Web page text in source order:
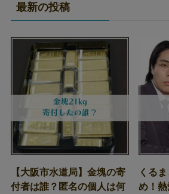
最新の投稿
【大阪市水道局】金塊の寄
付者は誰？匿名の個人は何
くる
め！